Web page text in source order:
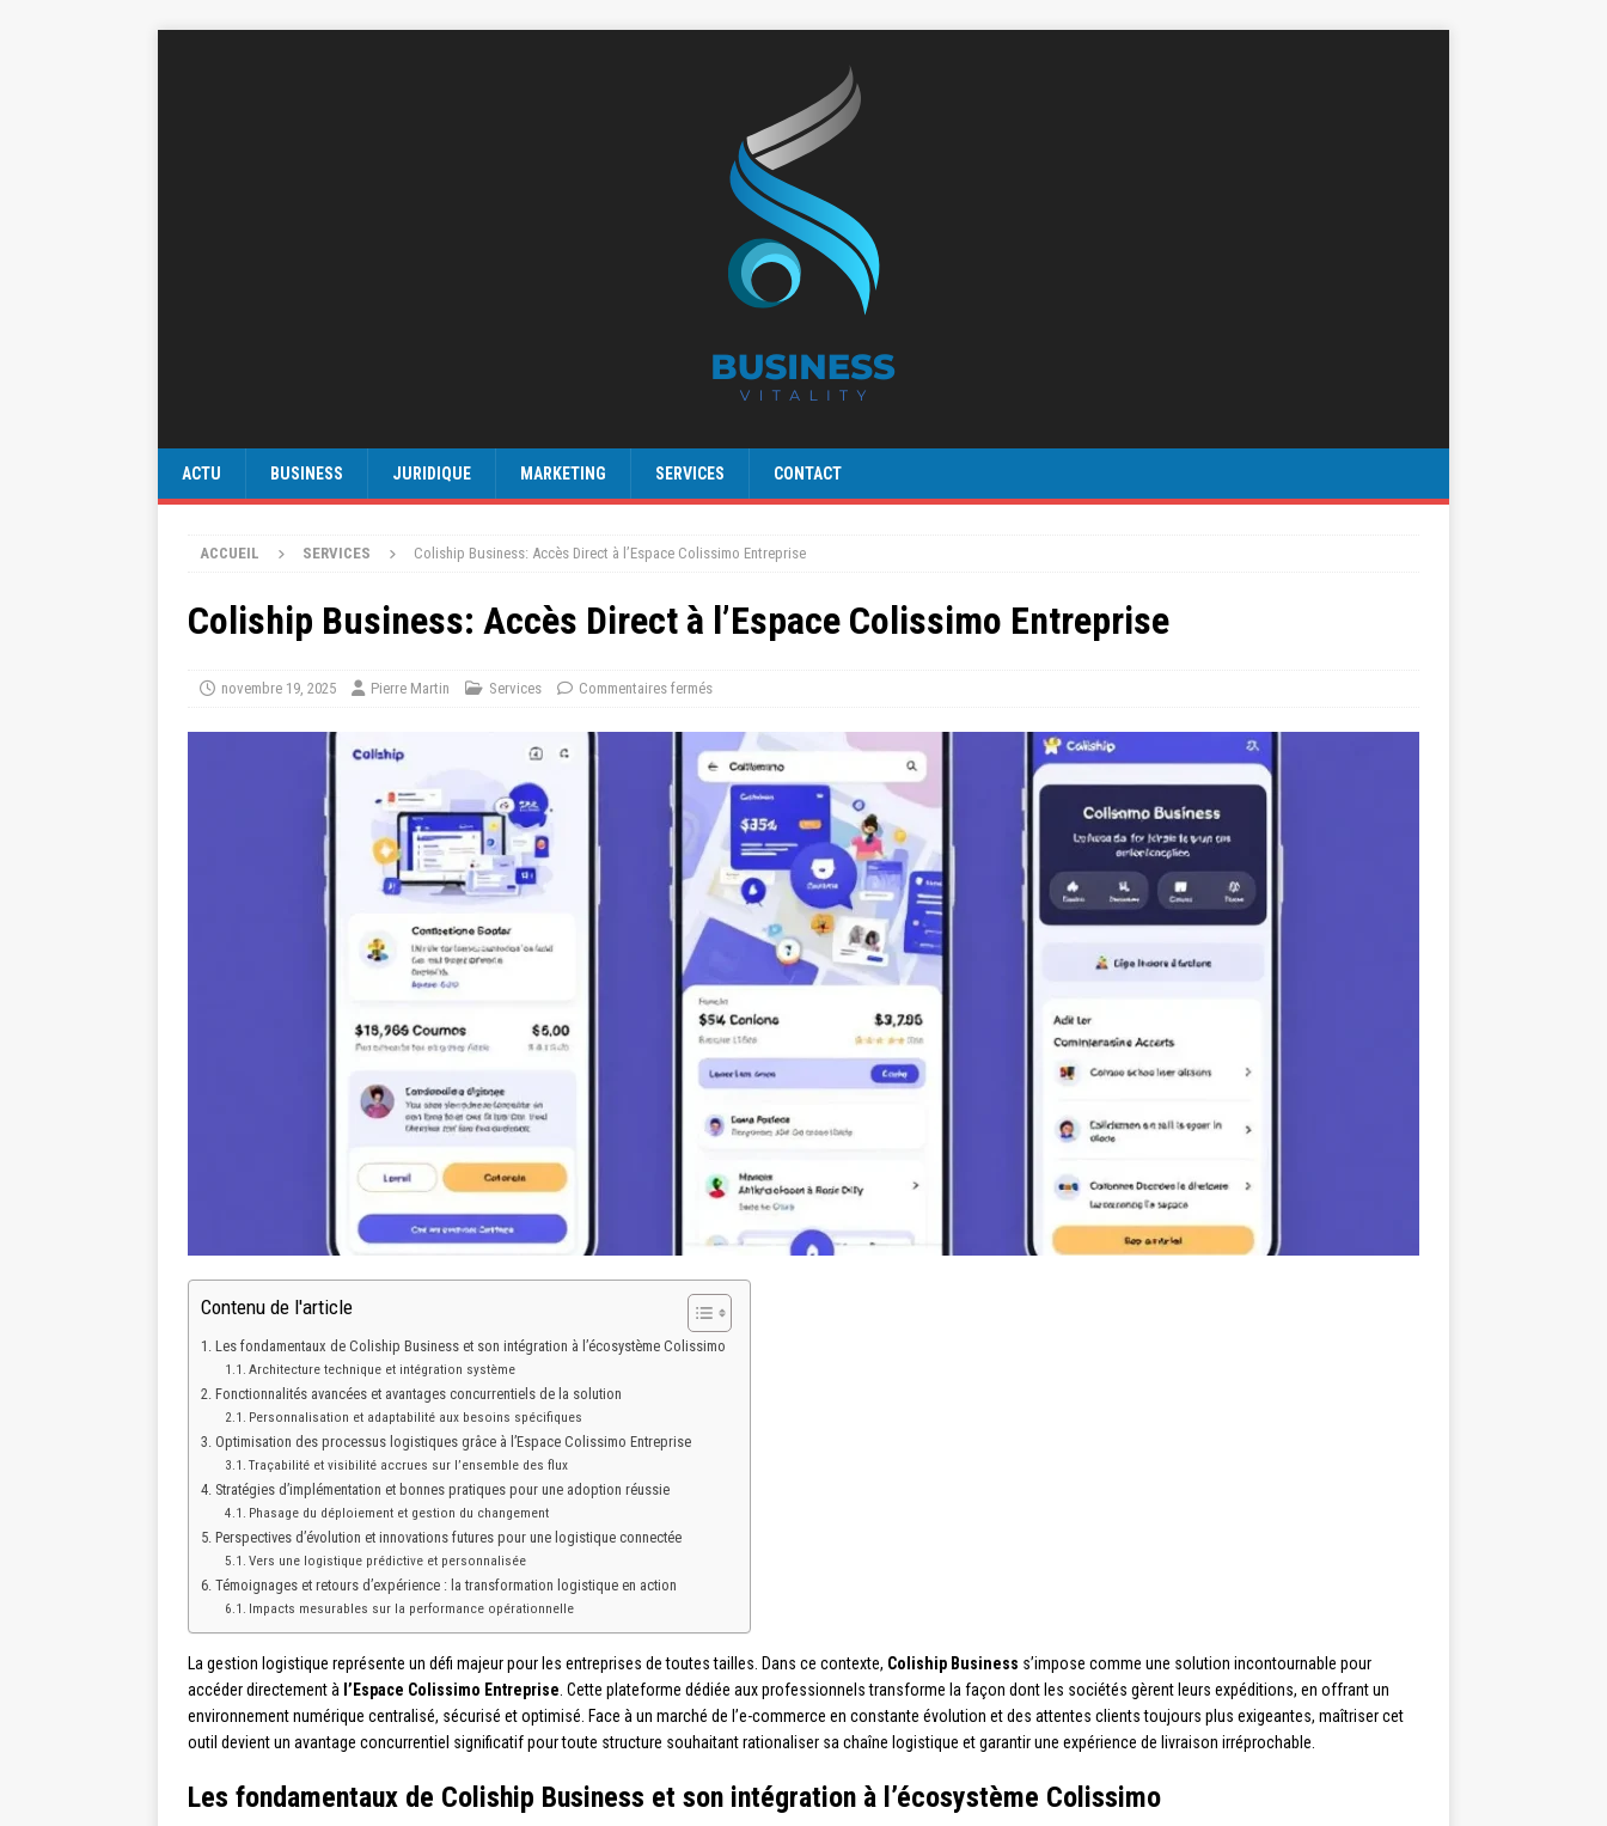
ACTU BUSINESS JURIDIQUE MARKETING SERVICES CONTACT
ACCUEIL SERVICES Coliship Business: Accès Direct à l’Espace Colissimo Entreprise
Coliship Business: Accès Direct à l’Espace Colissimo Entreprise
novembre 19, 2025 Pierre Martin Services Commentaires fermés
Contenu de l'article
Les fondamentaux de Coliship Business et son intégration à l’écosystème Colissimo
Architecture technique et intégration système
Fonctionnalités avancées et avantages concurrentiels de la solution
Personnalisation et adaptabilité aux besoins spécifiques
Optimisation des processus logistiques grâce à l’Espace Colissimo Entreprise
Traçabilité et visibilité accrues sur l’ensemble des flux
Stratégies d’implémentation et bonnes pratiques pour une adoption réussie
Phasage du déploiement et gestion du changement
Perspectives d’évolution et innovations futures pour une logistique connectée
Vers une logistique prédictive et personnalisée
Témoignages et retours d’expérience : la transformation logistique en action
Impacts mesurables sur la performance opérationnelle
La gestion logistique représente un défi majeur pour les entreprises de toutes tailles. Dans ce contexte, Coliship Business s’impose comme une solution incontournable pour
accéder directement à l’Espace Colissimo Entreprise . Cette plateforme dédiée aux professionnels transforme la façon dont les sociétés gèrent leurs expéditions, en offrant un
environnement numérique centralisé, sécurisé et optimisé. Face à un marché de l’e-commerce en constante évolution et des attentes clients toujours plus exigeantes, maîtriser cet
outil devient un avantage concurrentiel significatif pour toute structure souhaitant rationaliser sa chaîne logistique et garantir une expérience de livraison irréprochable.
Les fondamentaux de Coliship Business et son intégration à l’écosystème Colissimo